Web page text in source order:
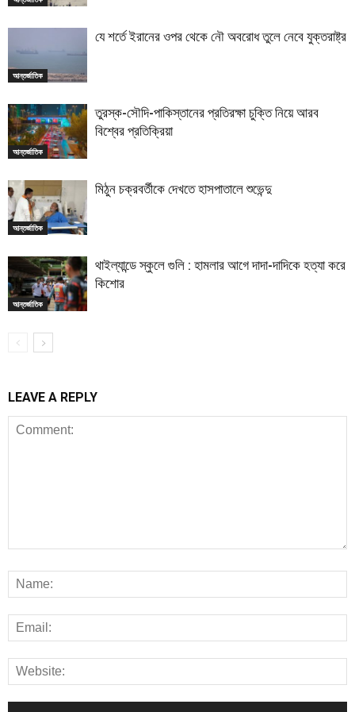
আন্তর্জাতিক
যে শর্তে ইরানের ওপর থেকে নৌ অবরোধ তুলে নেবে যুক্তরাষ্ট্র
আন্তর্জাতিক
তুরস্ক-সৌদি-পাকিস্তানের প্রতিরক্ষা চুক্তি নিয়ে আরব
বিশ্বের প্রতিক্রিয়া
আন্তর্জাতিক
মিঠুন চক্রবর্তীকে দেখতে হাসপাতালে শুভেন্দু
আন্তর্জাতিক
থাইল্যান্ডে স্কুলে গুলি : হামলার আগে দাদা-দাদিকে হত্যা করে
কিশোর
LEAVE A REPLY